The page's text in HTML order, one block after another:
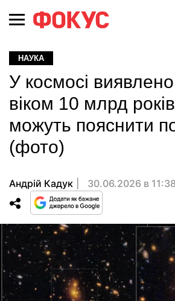
НАУКА
У космосі
віком 10 млрд
можуть пояснити
(фото)
Андрій Кадук 30.06.2026 в 11:38